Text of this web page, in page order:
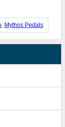
Mythos Pedals